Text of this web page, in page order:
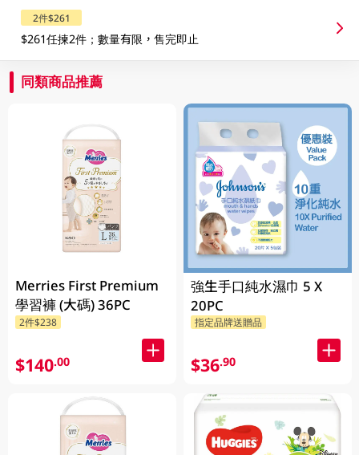
2件$261
$261任揀2件；數量有限，售完即止
同類商品推薦
Merries First Premium
學習褲 (大碼) 36PC
2件$238
$140.00
強生手口純水濕巾 5 X
20PC
指定品牌送贈品
$36.90